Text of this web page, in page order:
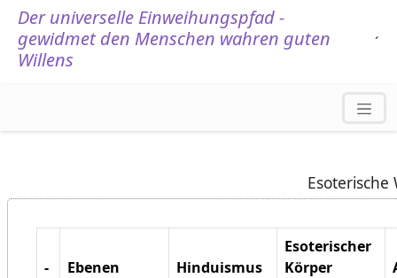
Der universelle Einweihungspfad -
gewidmet den Menschen wahren guten
Willens
´
- Ebenen Hinduismus
Esoterischer
Körper